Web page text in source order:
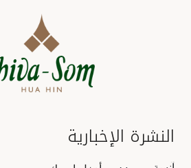
النشرة الإخبارية
Salutation